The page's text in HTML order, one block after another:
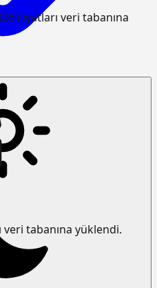
Fiyatları veri tabanına
veri tabanına yüklendi.